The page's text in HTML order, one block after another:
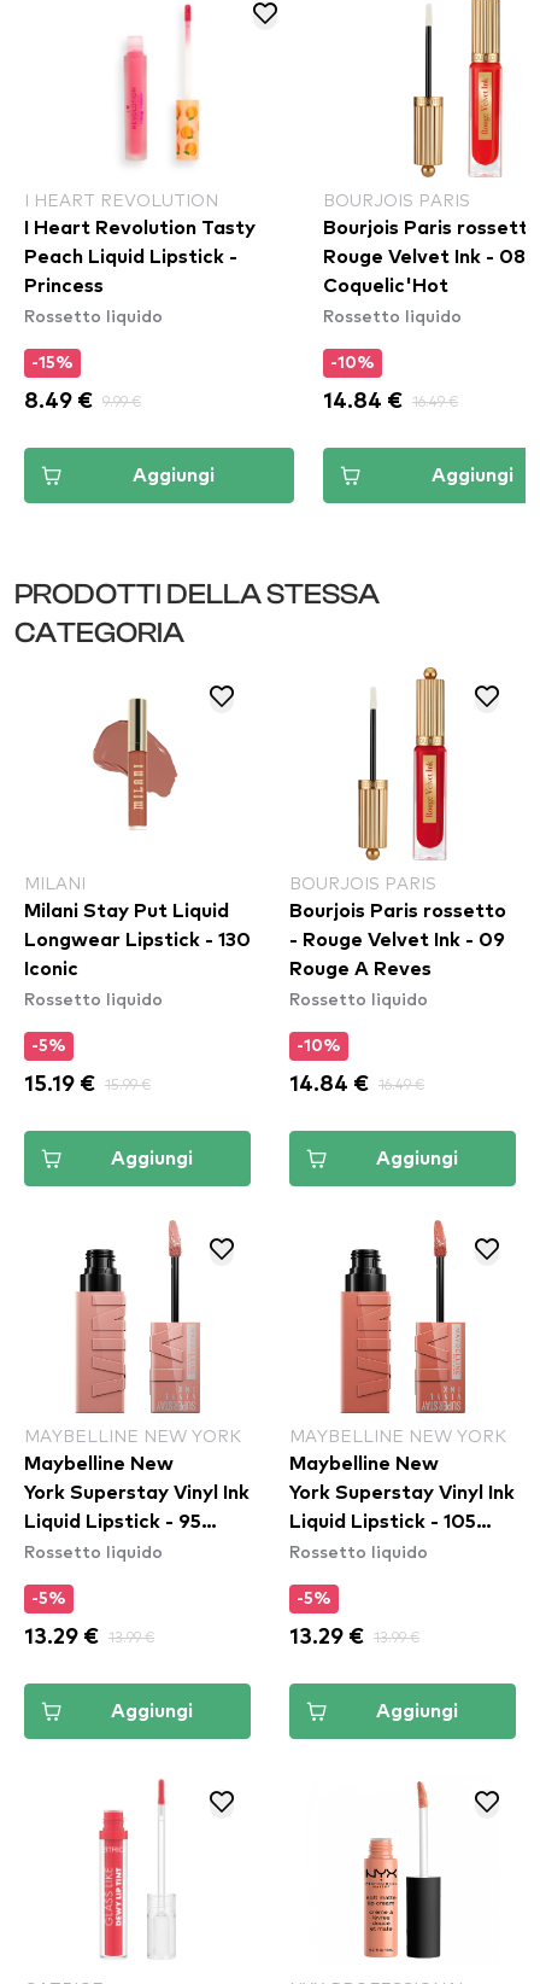
I HEART REVOLUTION
I Heart Revolution Tasty
Peach Liquid Lipstick -
Princess
Rossetto liquido
-15%
8.49 € 9.99 €
Aggiungi
BOURJOIS PARIS
Bourjois Paris
Rouge Velvet Ink - 08
Coquelic'Hot
Rossetto liquido
-10%
14.84 € 16.49 €
Aggiungi
PRODOTTI DELLA STESSA
CATEGORIA
MILANI
Milani Stay Put Liquid
Longwear Lipstick - 130
Iconic
Rossetto liquido
-5%
15.19 € 15.99 €
Aggiungi
BOURJOIS PARIS
Bourjois Paris rossetto
- Rouge Velvet Ink - 09
Rouge A Reves
Rossetto liquido
-10%
14.84 € 16.49 €
Aggiungi
MAYBELLINE NEW YORK
Maybelline New
York Superstay Vinyl Ink
Liquid Lipstick - 95
Captivated
Rossetto liquido
-5%
13.29 € 13.99 €
Aggiungi
MAYBELLINE NEW YORK
Maybelline New
York Superstay Vinyl Ink
Liquid Lipstick - 105
Golden
Rossetto liquido
-5%
13.29 € 13.99 €
Aggiungi